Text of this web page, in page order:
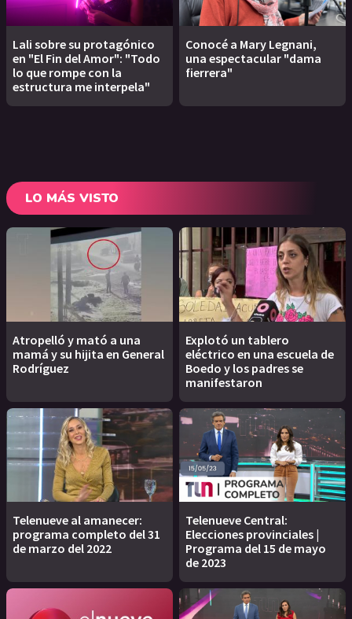
Lali sobre su protagónico
en "El Fin del Amor": "Todo
lo que rompe con la
estructura me interpela"
Conocé a Mary Legnani,
una espectacular "dama
fierrera"
LO MÁS VISTO
Atropelló y mató a una
mamá y su hijita en General
Rodríguez
Explotó un tablero
eléctrico en una escuela de
Boedo y los padres se
manifestaron
Telenueve al amanecer:
programa completo del 31
de marzo del 2022
Telenueve Central:
Elecciones provinciales |
Programa del 15 de mayo
de 2023